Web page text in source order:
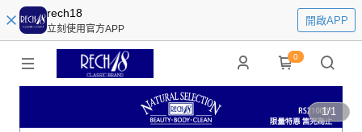
rech18
立刻使用官方APP
開啟APP
0
1/1